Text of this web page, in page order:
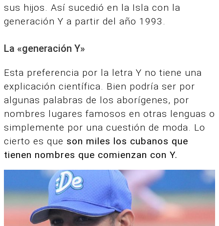
sus hijos. Así sucedió en la Isla con la
generación Y a partir del año 1993.
La «generación Y»
Esta preferencia por la letra Y no tiene una
explicación científica. Bien podría ser por
algunas palabras de los aborígenes, por
nombres lugares famosos en otras lenguas o
simplemente por una cuestión de moda. Lo
cierto es que son miles los cubanos que
tienen nombres que comienzan con Y.